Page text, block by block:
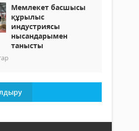
Мемлекет басшысы
құрылыс
индустриясы
нысандарымен
танысты